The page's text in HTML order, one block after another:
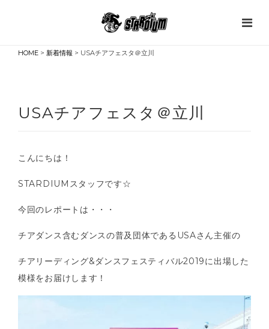
HOME > 新着情報 > USAチアフェスタ＠立川
USAチアフェスタ＠立川
こんにちは！
STARDIUMスタッフです☆
今回のレポートは・・・
チアダンス含むダンスの普及団体であるUSAさん主催の
チアリーディング&ダンスフェスティバル2019に出場した
模様をお届けします！